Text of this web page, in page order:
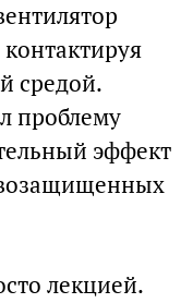
средой.
проблему
эффект
лекцией.